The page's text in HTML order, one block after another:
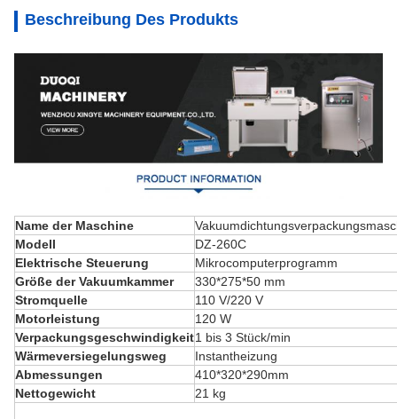
Beschreibung Des Produkts
Name der Maschine
Modell
DZ-260C
Elektrische Steuerung
Mikrocomputerprogramm
Größe der Vakuumkammer
330*275*50 mm
Stromquelle
110 V/220 V
Motorleistung
120 W
Verpackungsgeschwindigkeit1 bis 3 Stück/min
Wärmeversiegelungsweg
Instantheizung
Abmessungen
410*320*290mm
Nettogewicht
21 kg